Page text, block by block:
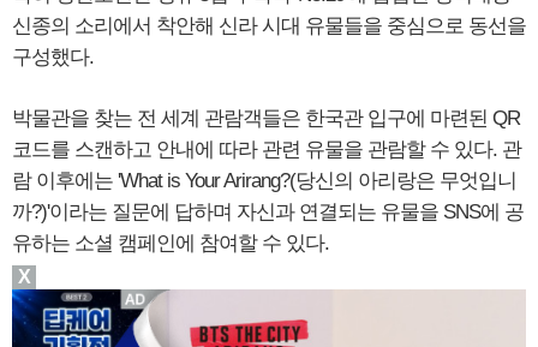
신종의 소리에서 착안해 신라 시대 유물들을 중심으로 동선을
구성했다.
박물관을 찾는 전 세계 관람객들은 한국관 입구에 마련된 QR
코드를 스캔하고 안내에 따라 관련 유물을 관람할 수 있다. 관
람 이후에는 'What is Your Arirang?(당신의 아리랑은 무엇입니
까?)'이라는 질문에 답하며 자신과 연결되는 유물을 SNS에 공
유하는 소셜 캠페인에 참여할 수 있다.
X